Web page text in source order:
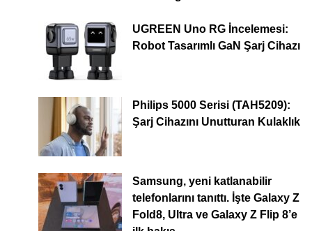
UGREEN Uno RG İncelemesi:
Robot Tasarımlı GaN Şarj Cihazı
Philips 5000 Serisi (TAH5209):
Şarj Cihazını Unutturan Kulaklık
Samsung, yeni katlanabilir
telefonlarını tanıttı. İşte Galaxy Z
Fold8, Ultra ve Galaxy Z Flip 8’e